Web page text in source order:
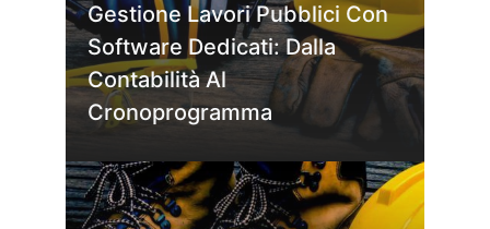
Gestione Lavori Pubblici Con
Software Dedicati: Dalla
Contabilità Al
Cronoprogramma